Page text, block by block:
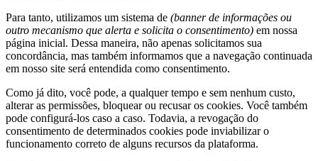
Para tanto, utilizamos um sistema de (banner de informações ou
outro mecanismo que alerta e solicita o consentimento) em nossa
página inicial. Dessa maneira, não apenas solicitamos sua
concordância, mas também informamos que a navegação continuada
em nosso site será entendida como consentimento.
Como já dito, você pode, a qualquer tempo e sem nenhum custo,
alterar as permissões, bloquear ou recusar os cookies. Você também
pode configurá-los caso a caso. Todavia, a revogação do
consentimento de determinados cookies pode inviabilizar o
funcionamento correto de alguns recursos da plataforma.